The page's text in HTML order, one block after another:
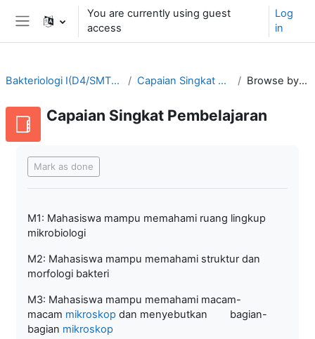
Skip to main content
Side panel
You are currently using guest
access
Log
in
Bakteriologi I(D4/SMT3-2021/2022) Capaian Singkat Pembelajaran Browse by alphabet
Capaian Singkat Pembelajaran
Mark as done
M1: Mahasiswa mampu memahami ruang lingkup
mikrobiologi
M2: Mahasiswa mampu memahami struktur dan
morfologi bakteri
M3: Mahasiswa mampu memahami macam-
macam mikroskop dan menyebutkan bagian-
bagian mikroskop